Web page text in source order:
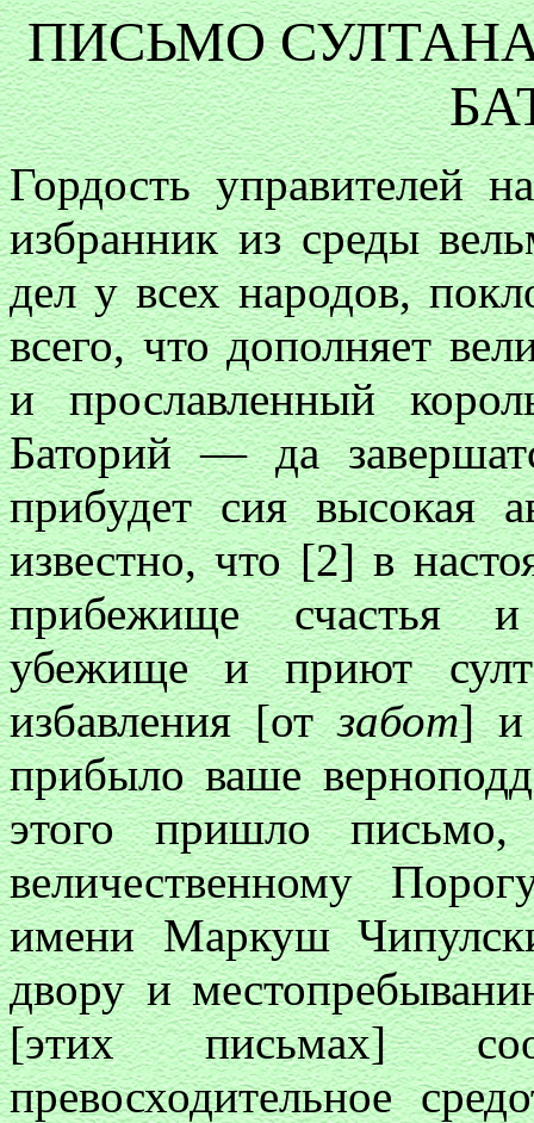
ПИСЬМО
Гордость управителей
избранник из среды
дел у всех народов,
всего, что дополняет
и прославленный
Баторий — да
прибудет сия высокая
известно, что [2] в
прибежище счастья и
убежище и приют
избавления [отзабот] и
прибыло ваше
этого пришло
величественному
имени Маркуш
двору и
[этих письмах]
превосходительное